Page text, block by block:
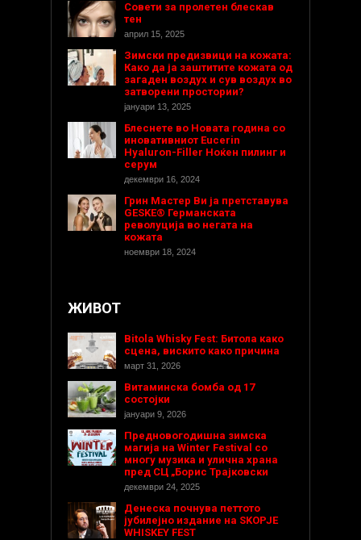
Совети за пролетен блескав
тен
април 15, 2025
Зимски предизвици на кожата:
Како да ја заштитите кожата од
загаден воздух и сув воздух во
затворени простории?
јануари 13, 2025
Блеснете во Новата година со
иновативниот Eucerin
Hyaluron-Filler Ноќен пилинг и
серум
декември 16, 2024
Грин Мастер Ви ја претставува
GESKE® Германската
револуција во негата на
кожата
ноември 18, 2024
ЖИВОТ
Bitola Whisky Fest: Битола како
сцена, вискито како причина
март 31, 2026
Витаминска бомба од 17
состојки
јануари 9, 2026
Предновогодишнa зимска
магија на Winter Festival со
многу музика и улична храна
пред СЦ „Борис Трајковски
декември 24, 2025
Денеска почнува петтото
јубилејно издание на SKOPJE
WHISKEY FEST